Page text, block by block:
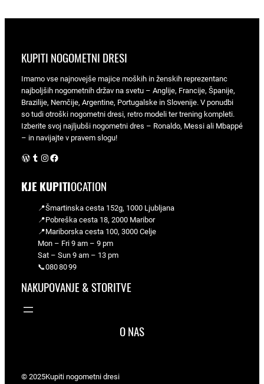
KUPITI NOGOMETNI DRESI
Imamo vse najnovejše majice moških in ženskih reprezentanc
najboljših nogometnih držav na svetu – Anglije, Francije, Španije,
Brazilije, Nemčije, Argentine, Portugalske in Slovenije. V ponudbi
so tudi otroški nogometni dresi, retro modeli ter trening kompleti.
Izberite svoj najljubši nogometni dres – Ronaldo, Messi ali Mbappé
– in navijajte v pravem slogu!
WordPress Instagram Facebook
KJE KUPITIOCATION
📍Šmartinska cesta 152g, 1000 Ljubljana
📍Pobreška cesta 18, 2000 Maribor
📍Mariborska cesta 100, 3000 Celje
Mon – Fri 9 am – 9 pm
Sat – Sun 9 am – 13 pm
📞080 80 99
NAKUPOVANJE & STORITVE
O NAS
© 2025Kupiti nogometni dresi